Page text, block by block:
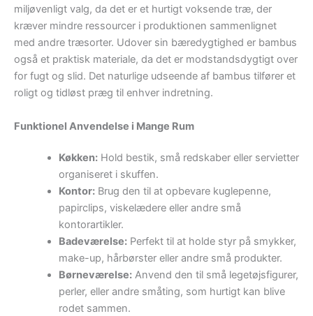
miljøvenligt valg, da det er et hurtigt voksende træ, der
kræver mindre ressourcer i produktionen sammenlignet
med andre træsorter. Udover sin bæredygtighed er bambus
også et praktisk materiale, da det er modstandsdygtigt over
for fugt og slid. Det naturlige udseende af bambus tilfører et
roligt og tidløst præg til enhver indretning.
Funktionel Anvendelse i Mange Rum
Køkken:Hold bestik, små redskaber eller servietter
organiseret i skuffen.
Kontor:Brug den til at opbevare kuglepenne,
papirclips, viskelædere eller andre små
kontorartikler.
Badeværelse:Perfekt til at holde styr på smykker,
make-up, hårbørster eller andre små produkter.
Børneværelse:Anvend den til små legetøjsfigurer,
perler, eller andre småting, som hurtigt kan blive
rodet sammen.